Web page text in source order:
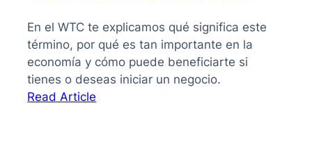
En el WTC te explicamos qué significa este
término, por qué es tan importante en la
economía y cómo puede beneficiarte si
tienes o deseas iniciar un negocio.
Read Article